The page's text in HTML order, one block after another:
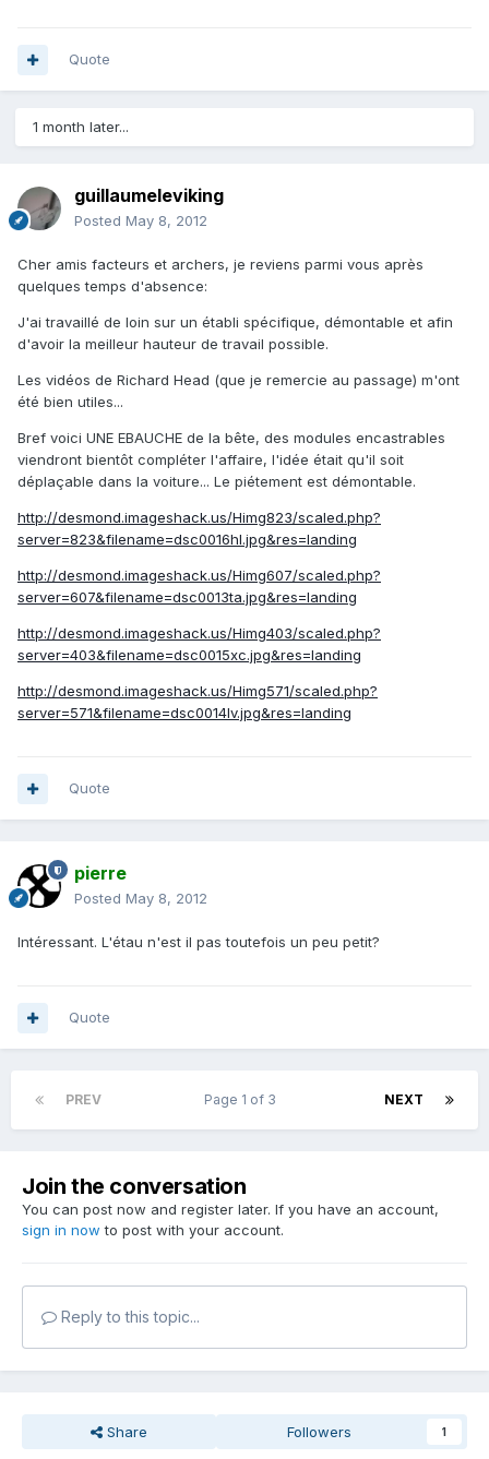
Quote
1 month later...
guillaumeleviking
Posted May 8, 2012
Cher amis facteurs et archers, je reviens parmi vous après
quelques temps d'absence:
J'ai travaillé de loin sur un établi spécifique, démontable et afin
d'avoir la meilleur hauteur de travail possible.
Les vidéos de Richard Head (que je remercie au passage) m'ont
été bien utiles...
Bref voici UNE EBAUCHE de la bête, des modules encastrables
viendront bientôt compléter l'affaire, l'idée était qu'il soit
déplaçable dans la voiture... Le piétement est démontable.
http://desmond.imageshack.us/Himg823/scaled.php?
server=823&filename=dsc0016hl.jpg&res=landing
http://desmond.imageshack.us/Himg607/scaled.php?
server=607&filename=dsc0013ta.jpg&res=landing
http://desmond.imageshack.us/Himg403/scaled.php?
server=403&filename=dsc0015xc.jpg&res=landing
http://desmond.imageshack.us/Himg571/scaled.php?
server=571&filename=dsc0014lv.jpg&res=landing
Quote
pierre
Posted May 8, 2012
Intéressant. L'étau n'est il pas toutefois un peu petit?
Quote
PREV NEXT
Page 1 of 3
Join the conversation
You can post now and register later. If you have an account,
sign in now to post with your account.
Reply to this topic...
Share Followers 1